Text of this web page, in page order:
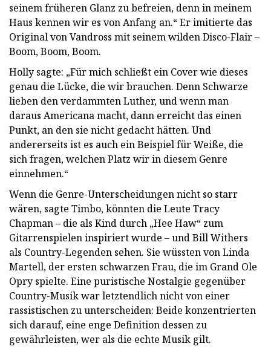
seinem früheren Glanz zu befreien, denn in meinem
Haus kennen wir es von Anfang an.“ Er imitierte das
Original von Vandross mit seinem wilden Disco-Flair –
Boom, Boom, Boom.
Holly sagte: „Für mich schließt ein Cover wie dieses
genau die Lücke, die wir brauchen. Denn Schwarze
lieben den verdammten Luther, und wenn man
daraus Americana macht, dann erreicht das einen
Punkt, an den sie nicht gedacht hätten. Und
andererseits ist es auch ein Beispiel für Weiße, die
sich fragen, welchen Platz wir in diesem Genre
einnehmen.“
Wenn die Genre-Unterscheidungen nicht so starr
wären, sagte Timbo, könnten die Leute Tracy
Chapman – die als Kind durch „Hee Haw“ zum
Gitarrenspielen inspiriert wurde – und Bill Withers
als Country-Legenden sehen. Sie wüssten von Linda
Martell, der ersten schwarzen Frau, die im Grand Ole
Opry spielte. Eine puristische Nostalgie gegenüber
Country-Musik war letztendlich nicht von einer
rassistischen zu unterscheiden: Beide konzentrierten
sich darauf, eine enge Definition dessen zu
gewährleisten, wer als die echte Musik gilt.